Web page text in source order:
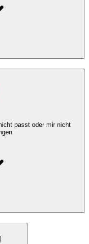
passt oder mir nicht